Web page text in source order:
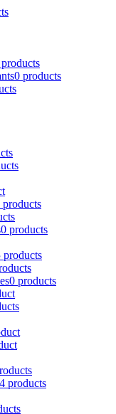
products
4 products
1 product